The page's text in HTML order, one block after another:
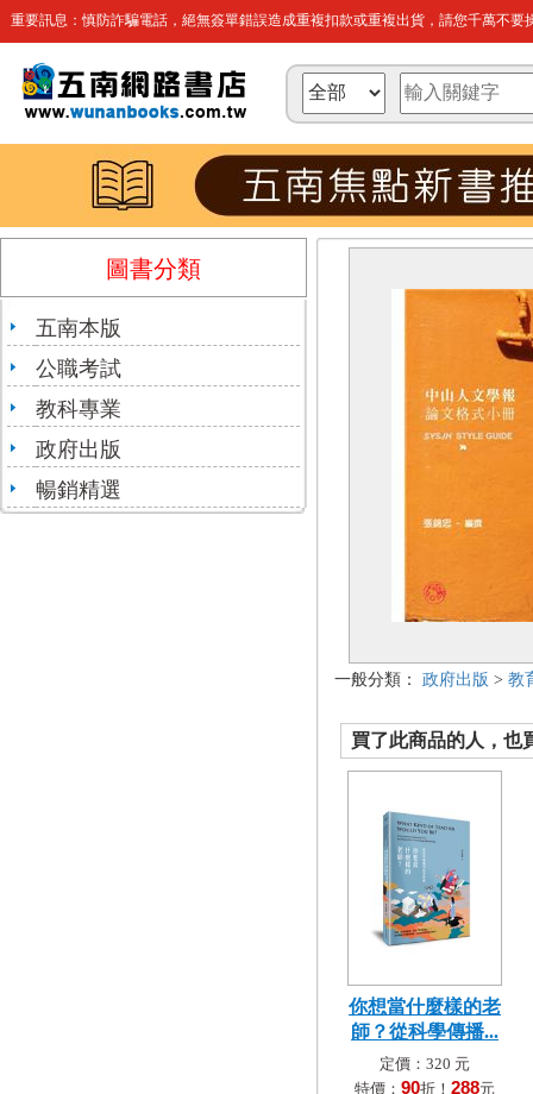
重要訊息：慎防詐騙電話，絕無簽單錯誤造成重複扣款或重複出貨，請您千萬不要
圖書分類
五南本版
公職考試
教科專業
政府出版
暢銷精選
一般分類： 政府出版 > 教
買了此商品的人，也
你想當什麼樣的老
師？從科學傳播...
定價：320 元
特價： 90折！ 288元